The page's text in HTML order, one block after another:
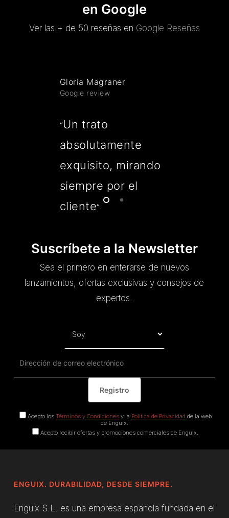
en Google
Ver las + de 50 reseñas en Google Reseñas
Gloria Magraner
Google review
“Un trato
absolutamente
exquisito, mirando
siempre por el
cliente”
Suscríbete a la Newsletter
Sea el primero en enterarse de nuevos
lanzamientos, ofertas exclusivas y consejos de
expertos.
Acepto los Términos y Condicionesy la Política de Privacidad de la web
de Enguix.
Acepto recibir ofertas y promociones comerciales de Enguix.
ENGUIX. DURABILIDAD, DESDE SIEMPRE.
Enguix S.L. es una empresa española fundada en el